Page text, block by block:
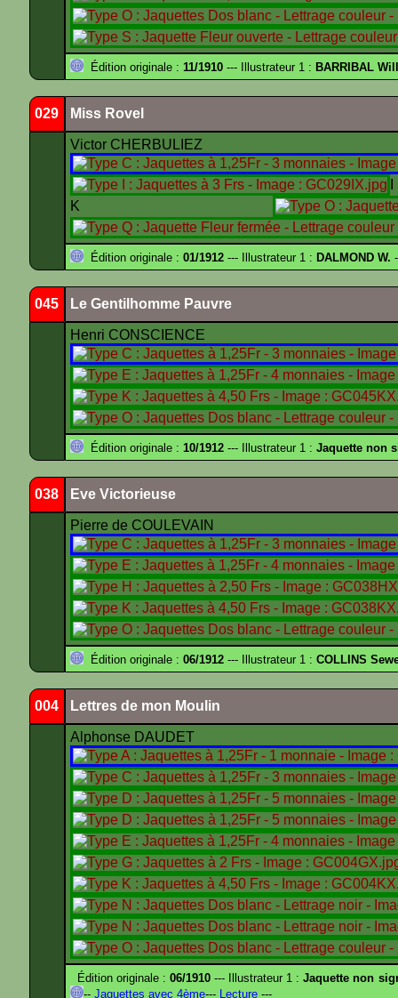
Édition originale : 11/1910 --- Illustrateur 1 : BARRIBAL
029 Miss Rovel
Victor CHERBULIEZ
K
Édition originale : 01/1912 --- Illustrateur 1 : DALMOND W.
045 Le Gentilhomme Pauvre
Henri CONSCIENCE
Édition originale : 10/1912 --- Illustrateur 1 : Jaquette non
038 Eve Victorieuse
Pierre de COULEVAIN
Édition originale : 06/1912 --- Illustrateur 1 : COLLINS
004 Lettres de mon Moulin
Alphonse DAUDET
Édition originale :06/1910 --- Illustrateur 1 :Jaquette non
-- Jaquettes avec 4ème--- Lecture ---